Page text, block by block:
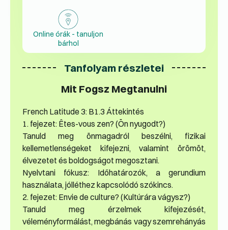
Online órák - tanuljon
bárhol
Tanfolyam részletei
Mit Fogsz Megtanulni
French Latitude 3: B1.3 Áttekintés
1. fejezet: Êtes-vous zen? (Ön nyugodt?)
Tanuld meg önmagadról beszélni, fizikai
kellemetlenségeket kifejezni, valamint örömöt,
élvezetet és boldogságot megosztani.
Nyelvtani fókusz: Időhatározók, a gerundium
használata, jólléthez kapcsolódó szókincs.
2. fejezet: Envie de culture? (Kultúrára vágysz?)
Tanuld meg érzelmek kifejezését,
véleményformálást, megbánás vagy szemrehányás